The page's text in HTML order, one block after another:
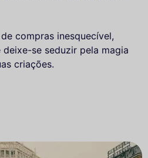
compras inesquecível,
se seduzir pela magia
criações.